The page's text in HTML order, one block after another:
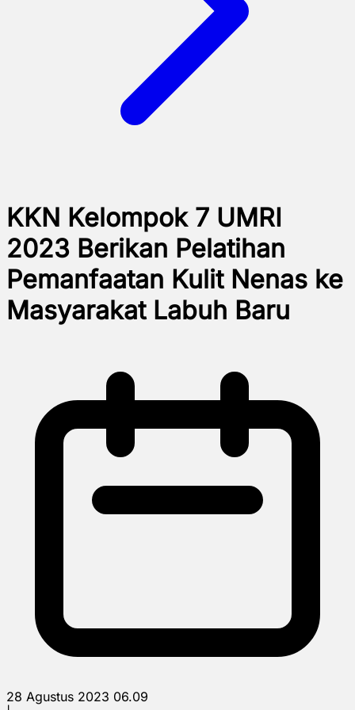
KKN Kelompok 7 UMRI
2023 Berikan Pelatihan
Pemanfaatan Kulit Nenas ke
Masyarakat Labuh Baru
28 Agustus 2023 06.09